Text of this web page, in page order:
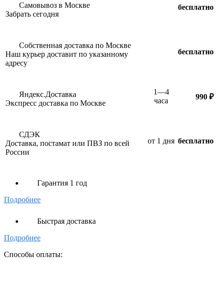
Самовывоз в Москве
Забрать сегодня
бесплатно
Собственная доставка по Москве
Наш курьер доставит по указанному
адресу
бесплатно
Яндекс.Доставка
Экспресс доставка по Москве
1—4
часа
990 ₽
СДЭК
Доставка, постамат или ПВЗ по всей
России
от 1 дня бесплатно
Гарантия 1 год
Подробнее
Быстрая доставка
Подробнее
Способы оплаты: